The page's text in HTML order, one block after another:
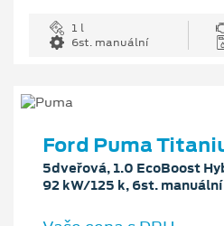
1 l
6st. manuální
Ford Puma
5dveřová, 1.0 EcoBoost
92 kW/125 k, 6st. manuální